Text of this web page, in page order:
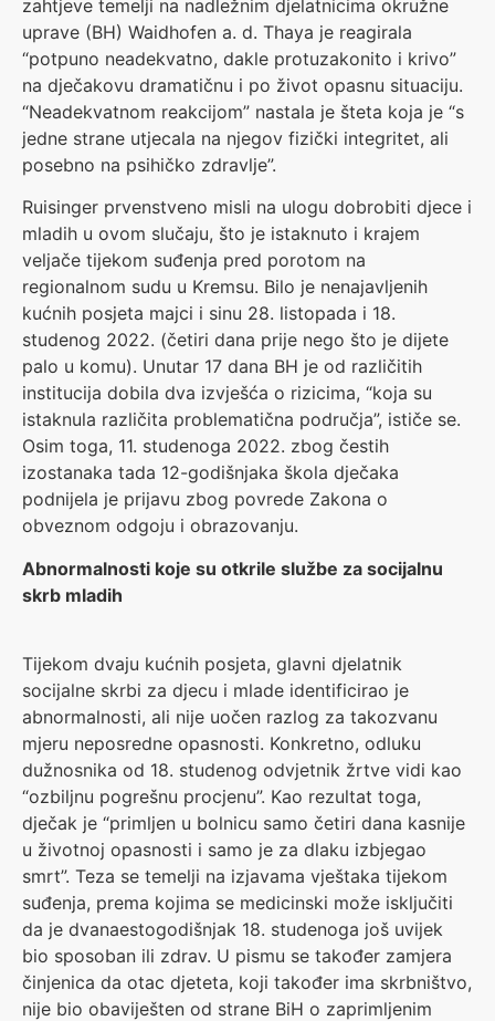
zahtjeve temelji na nadležnim djelatnicima okružne
uprave (BH) Waidhofen a. d. Thaya je reagirala
“potpuno neadekvatno, dakle protuzakonito i krivo”
na dječakovu dramatičnu i po život opasnu situaciju.
“Neadekvatnom reakcijom” nastala je šteta koja je “s
jedne strane utjecala na njegov fizički integritet, ali
posebno na psihičko zdravlje”.
Ruisinger prvenstveno misli na ulogu dobrobiti djece i
mladih u ovom slučaju, što je istaknuto i krajem
veljače tijekom suđenja pred porotom na
regionalnom sudu u Kremsu. Bilo je nenajavljenih
kućnih posjeta majci i sinu 28. listopada i 18.
studenog 2022. (četiri dana prije nego što je dijete
palo u komu). Unutar 17 dana BH je od različitih
institucija dobila dva izvješća o rizicima, “koja su
istaknula različita problematična područja”, ističe se.
Osim toga, 11. studenoga 2022. zbog čestih
izostanaka tada 12-godišnjaka škola dječaka
podnijela je prijavu zbog povrede Zakona o
obveznom odgoju i obrazovanju.
Abnormalnosti koje su otkrile službe za socijalnu
skrb mladih
Tijekom dvaju kućnih posjeta, glavni djelatnik
socijalne skrbi za djecu i mlade identificirao je
abnormalnosti, ali nije uočen razlog za takozvanu
mjeru neposredne opasnosti. Konkretno, odluku
dužnosnika od 18. studenog odvjetnik žrtve vidi kao
“ozbiljnu pogrešnu procjenu”. Kao rezultat toga,
dječak je “primljen u bolnicu samo četiri dana kasnije
u životnoj opasnosti i samo je za dlaku izbjegao
smrt”. Teza se temelji na izjavama vještaka tijekom
suđenja, prema kojima se medicinski može isključiti
da je dvanaestogodišnjak 18. studenoga još uvijek
bio sposoban ili zdrav. U pismu se također zamjera
činjenica da otac djeteta, koji također ima skrbništvo,
nije bio obaviješten od strane BiH o zaprimljenim